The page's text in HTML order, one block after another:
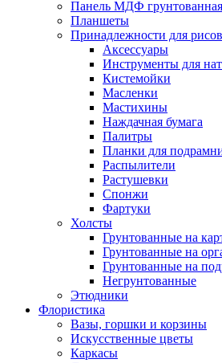
Панель МДФ грунтованная
Планшеты
Принадлежности для
Аксессуары
Инструменты для
Кистемойки
Масленки
Мастихины
Наждачная бумага
Палитры
Планки для
Распылители
Растушевки
Спонжи
Фартуки
Холсты
Грунтованные на
Грунтованные на
Грунтованные на
Негрунтованные
Этюдники
Флористика
Вазы, горшки и корзины
Искусственные цветы
Каркасы